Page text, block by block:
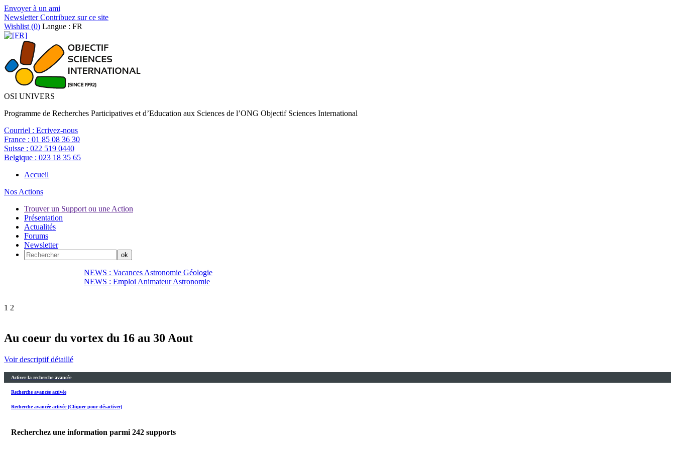
Envoyer à un ami
NewsletterContribuez sur ce site
Wishlist (0) Langue : FR
OSI UNIVERS
Programme de Recherches Participatives et d’Education aux Sciences de l’ONG Objectif Sciences International
Courriel : Ecrivez-nous
France : 01 85 08 36 30
Suisse : 022 519 0440
Belgique : 023 18 35 65
Accueil
Nos Actions
Trouver un Support ou une Action
Présentation
Actualités
Forums
Newsletter
NEWS : Vacances Astronomie Géologie
NEWS : Emploi Animateur Astronomie
1 2
Au coeur du vortex du 16 au 30 Aout
Voir descriptif détaillé
Activer la recherche avancée
Recherche avancée activée
Recherche avancée activée (Cliquer pour désactiver)
Recherchez une information parmi 242 supports